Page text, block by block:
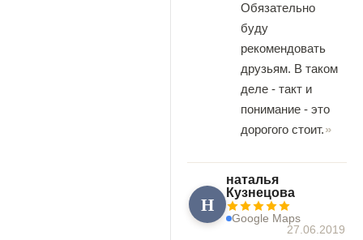
Обязательно
буду
рекомендовать
друзьям. В таком
деле - такт и
понимание - это
дорогого стоит.
Н
наталья
Кузнецова
Google Maps
27.06.2019